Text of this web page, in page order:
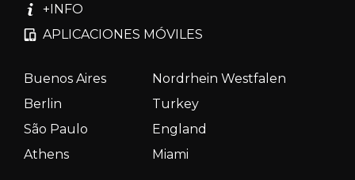
+INFO
APLICACIONES MÓVILES
Buenos Aires
Nordrhein Westfalen
Berlin
Turkey
São Paulo
England
Athens
Miami